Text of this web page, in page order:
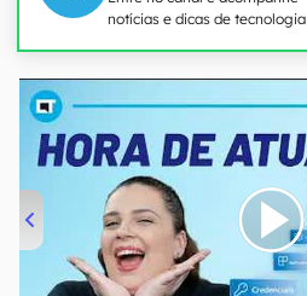
notícias e dicas de tecnologia